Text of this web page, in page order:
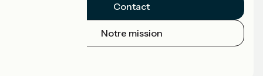
Contact
Notre mission